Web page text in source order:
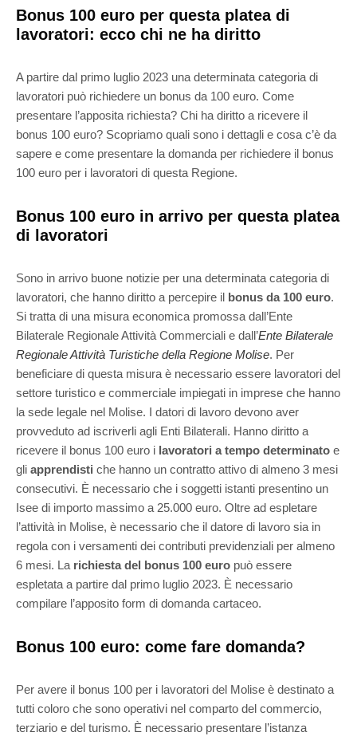
Bonus 100 euro per questa platea di
lavoratori: ecco chi ne ha diritto
A partire dal primo luglio 2023 una determinata categoria di
lavoratori può richiedere un bonus da 100 euro. Come
presentare l’apposita richiesta? Chi ha diritto a ricevere il
bonus 100 euro? Scopriamo quali sono i dettagli e cosa c’è da
sapere e come presentare la domanda per richiedere il bonus
100 euro per i lavoratori di questa Regione.
Bonus 100 euro in arrivo per questa platea
di lavoratori
Sono in arrivo buone notizie per una determinata categoria di
lavoratori, che hanno diritto a percepire il bonus da 100 euro.
Si tratta di una misura economica promossa dall’Ente
Bilaterale Regionale Attività Commerciali e dall’Ente Bilaterale
Regionale Attività Turistiche della Regione Molise. Per
beneficiare di questa misura è necessario essere lavoratori del
settore turistico e commerciale impiegati in imprese che hanno
la sede legale nel Molise. I datori di lavoro devono aver
provveduto ad iscriverli agli Enti Bilaterali. Hanno diritto a
ricevere il bonus 100 euro i lavoratori a tempo determinato e
gli apprendisti che hanno un contratto attivo di almeno 3 mesi
consecutivi. È necessario che i soggetti istanti presentino un
Isee di importo massimo a 25.000 euro. Oltre ad espletare
l’attività in Molise, è necessario che il datore di lavoro sia in
regola con i versamenti dei contributi previdenziali per almeno
6 mesi. La richiesta del bonus 100 euro può essere
espletata a partire dal primo luglio 2023. È necessario
compilare l’apposito form di domanda cartaceo.
Bonus 100 euro: come fare domanda?
Per avere il bonus 100 per i lavoratori del Molise è destinato a
tutti coloro che sono operativi nel comparto del commercio,
terziario e del turismo. È necessario presentare l’istanza